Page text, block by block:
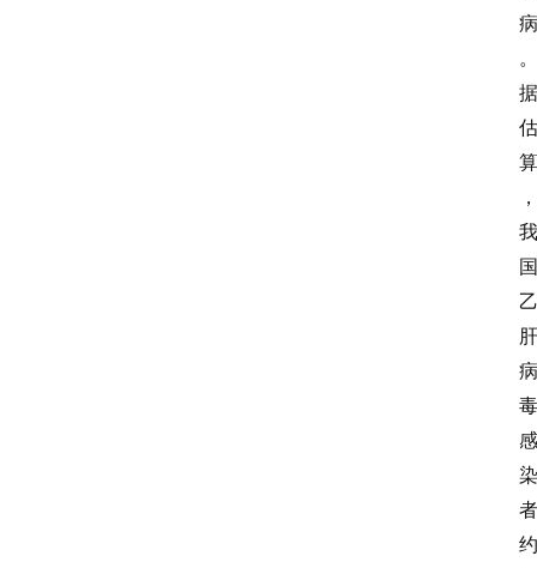
病
。
据
估
算
，
我
国
乙
肝
病
毒
感
染
者
约